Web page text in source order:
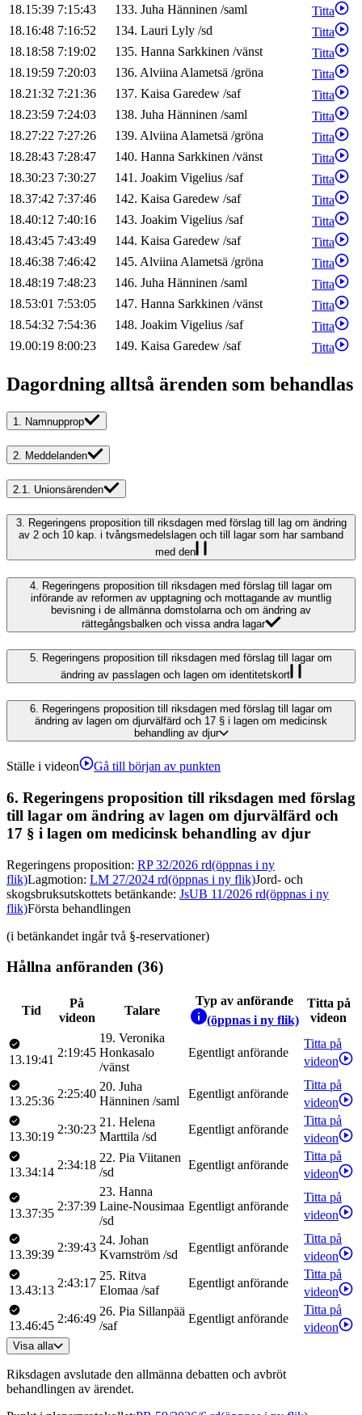
18.15:39 7:15:43 133. Juha Hänninen /saml
Titta
18.16:48 7:16:52 134. Lauri Lyly /sd
Titta
18.18:58 7:19:02 135. Hanna Sarkkinen /vänst
Titta
18.19:59 7:20:03 136. AlviinaAlametsä /gröna
Titta
18.21:32 7:21:36 137. Kaisa Garedew /saf
Titta
18.23:59 7:24:03 138. Juha Hänninen /saml
Titta
18.27:22 7:27:26 139. AlviinaAlametsä /gröna
Titta
18.28:43 7:28:47 140. Hanna Sarkkinen /vänst
Titta
18.30:23 7:30:27 141. Joakim Vigelius /saf
Titta
18.37:42 7:37:46 142. Kaisa Garedew /saf
Titta
18.40:12 7:40:16 143. Joakim Vigelius /saf
Titta
18.43:45 7:43:49 144. Kaisa Garedew /saf
Titta
18.46:38 7:46:42 145. AlviinaAlametsä /gröna
Titta
18.48:19 7:48:23 146. Juha Hänninen /saml
Titta
18.53:01 7:53:05 147. Hanna Sarkkinen /vänst
Titta
18.54:32 7:54:36 148. Joakim Vigelius /saf
Titta
19.00:19 8:00:23 149. Kaisa Garedew /saf Titta
Dagordning alltså ärenden som behandlas
1. Namnupprop
2. Meddelanden
2.1. Unionsärenden
3. Regeringens proposition till riksdagen med förslag till lag om ändring
av 2 och 10 kap. i tvångsmedelslagen och till lagar som har samband
med den
4. Regeringens proposition till riksdagen med förslag till lagar om
införande av reformen av upptagning och mottagande av muntlig
bevisning i de allmänna domstolarna och om ändring av
rättegångsbalken och vissa andra lagar
5.
Regeringens proposition till riksdagen med förslag till lagar om
ändring av passlagen och lagen om identitetskort
6. Regeringens proposition till riksdagen med förslag till lagar om
ändring av lagen om djurvälfärd och 17 § i lagen om medicinsk
behandling av djur
Ställe i videon Gå till början av punkten
6. Regeringens proposition till riksdagen med förslag
till lagar om ändring av lagen om djurvälfärd och
17 § i lagen om medicinsk behandling av djur
Regeringens proposition: RP 32/2026 rd(öppnas i ny
flik)Lagmotion: LM 27/2024 rd(öppnas i ny flik)Jord- och
skogsbruksutskottets betänkande: JsUB 11/2026 rd(öppnas i ny
flik)Första behandlingen
(i betänkandet ingår två §-reservationer)
Hållna anföranden (36)
Tid
På
videon
Talare
Typ av anförande
(öppnas i ny flik)
Titta på
videon
13.19:41
2:19:45
19. Veronika
Honkasalo
/vänst
Egentligt anförande
Titta på
videon
13.25:36
2:25:40
20. Juha
Hänninen /saml
Egentligt anförande
Titta på
videon
13.30:19
2:30:23
21 . Helena
Marttila /sd
Egentligt anförande
Titta på
videon
13.34:14
2:34:18
22. Pia Viitanen
/sd
Egentligt anförande
Titta på
videon
13.37:35
2:37:39
23. Hanna
Laine-Nousimaa
/sd
Egentligt anförande
Titta på
videon
13.39:39
2:39:43
24. Johan
Kvarnström /sd
Egentligt anförande
Titta på
videon
13.43:13
2:43:17
25. Ritva
Elomaa /saf
Egentligt anförande
Titta på
videon
13.46:45
2:46:49
26. Pia Sillanpää
/saf
Egentligt anförande
Titta på
videon
Visa alla
Riksdagen avslutade den allmänna debatten och avbröt
behandlingen av ärendet.